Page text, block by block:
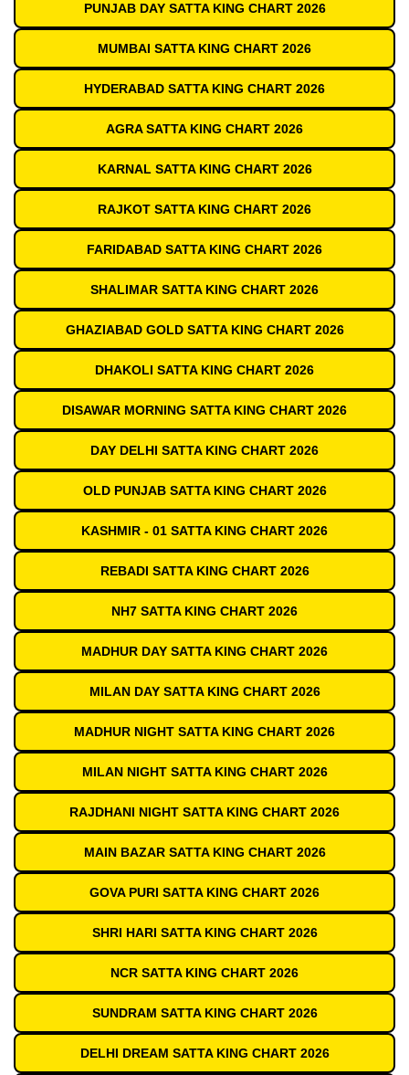
PUNJAB DAY SATTA KING CHART 2026
MUMBAI SATTA KING CHART 2026
HYDERABAD SATTA KING CHART 2026
AGRA SATTA KING CHART 2026
KARNAL SATTA KING CHART 2026
RAJKOT SATTA KING CHART 2026
FARIDABAD SATTA KING CHART 2026
SHALIMAR SATTA KING CHART 2026
GHAZIABAD GOLD SATTA KING CHART 2026
DHAKOLI SATTA KING CHART 2026
DISAWAR MORNING SATTA KING CHART 2026
DAY DELHI SATTA KING CHART 2026
OLD PUNJAB SATTA KING CHART 2026
KASHMIR - 01 SATTA KING CHART 2026
REBADI SATTA KING CHART 2026
NH7 SATTA KING CHART 2026
MADHUR DAY SATTA KING CHART 2026
MILAN DAY SATTA KING CHART 2026
MADHUR NIGHT SATTA KING CHART 2026
MILAN NIGHT SATTA KING CHART 2026
RAJDHANI NIGHT SATTA KING CHART 2026
MAIN BAZAR SATTA KING CHART 2026
GOVA PURI SATTA KING CHART 2026
SHRI HARI SATTA KING CHART 2026
NCR SATTA KING CHART 2026
SUNDRAM SATTA KING CHART 2026
DELHI DREAM SATTA KING CHART 2026